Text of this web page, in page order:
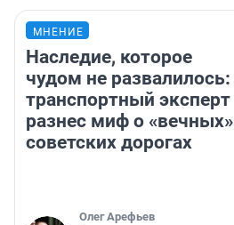
МНЕНИЕ
Наследие, которое
чудом не развалилось:
транспортный эксперт
разнес миф о «вечных»
советских дорогах
Олег Арефьев